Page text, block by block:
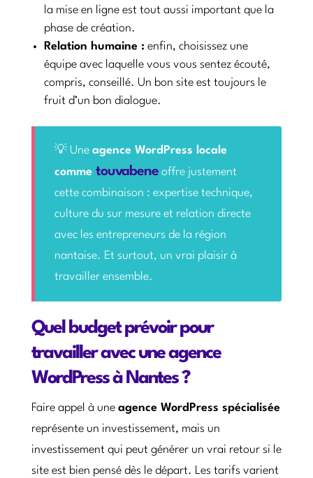
la mise en ligne est tout aussi important que la
phase de création.
Relation humaine : enfin, choisissez une
équipe avec laquelle vous vous sentez écouté,
compris, conseillé. Un bon site est toujours le
fruit d’un bon dialogue.
💡 Une agence WordPress locale
comme touvabene offre justement
cette combinaison : expertise technique,
culture du sur mesure et relation directe
avec les entrepreneurs de la région
nantaise. Et surtout, un vrai plaisir à
travailler ensemble.
Quel budget prévoir pour
travailler avec une agence
WordPress à Nantes ?
Faire appel à une agence WordPress spécialisée
représente un investissement, mais un
investissement qui peut générer un vrai retour si le
site est bien pensé dès le départ. Les tarifs varient